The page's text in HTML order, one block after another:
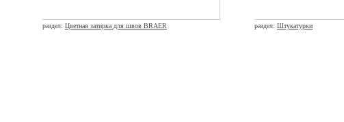
раздел: Цветная затирка для швов BRAER раздел: Штукатурки